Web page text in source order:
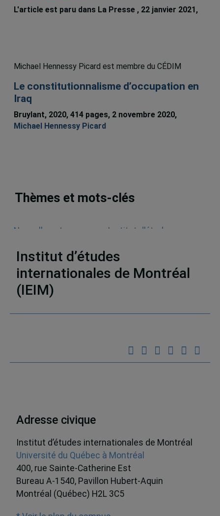
L'article est paru dans La Presse , 22 janvier 2021,
Michael Hennessy Picard est membre du CÉDIM
Le constitutionnalisme d’occupation en
Iraq
Bruylant, 2020, 414 pages, 2 novembre 2020,
Michael Hennessy Picard
Thèmes et mots-clés
Nouvelles et annonces
Institut d'études
Institut d’études
internationales de Montréal
(IEIM)
Adresse civique
Institut d’études internationales de Montréal
Université du Québec à Montréal
400, rue Sainte-Catherine Est
Bureau A-1540, Pavillon Hubert-Aquin
Montréal (Québec) H2L 3C5